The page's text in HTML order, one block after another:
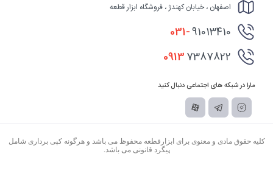
اصفهان ، خیابان کهندژ ، فروشگاه ابزار قطعه
031-91013410
09137387822
مارا در شبکه های اجتماعی دنبال کنید
کلیه حقوق مادی و معنوی برای ابزارقطعه محفوظ می باشد و هرگونه کپی برداری شامل
پیگرد قانونی می باشد.